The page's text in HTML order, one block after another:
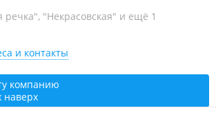
пр-т 100-летия Владивостока,
напротив магазина "Чудодей"
в 10:00
речка", "Некрасовская" и ещё 1
и контакты
компанию
наверх